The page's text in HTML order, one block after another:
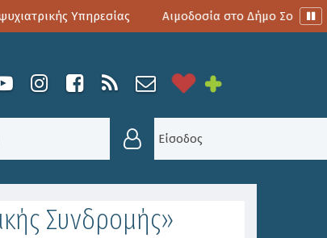
Υπηρεσίας Αιμοδοσία στο Δήμο Σουλίου
ΥΛΙΚΉΣ ΣΥΝΔΡΟΜΉΣ»
Είσοδος
Συνδρομής»